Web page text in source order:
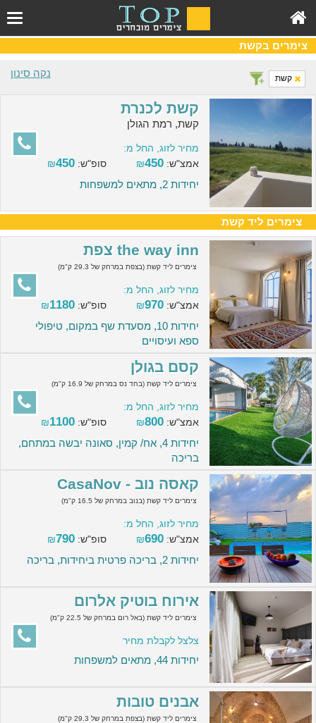
צימרים בקשת
נקה סינון קשת
קשת לכנרת
קשת, רמת הגולן
מחיר לזוג, החל מ:
אמצ"ש:
₪450 סופ"ש: ₪450
יחידות 2, מתאים למשפחות
צימרים ליד קשת
the way inn צפת
צימרים ליד קשת (בצפת במרחק של 29.3 ק"מ)
מחיר לזוג, החל מ:
אמצ"ש:
₪970 סופ"ש: ₪1180
יחידות 10, מסעדת שף במקום, טיפולי
ספא ועיסויים
קסם בגולן
צימרים ליד קשת (בחד נס במרחק של 16.9 ק"מ)
מחיר לזוג, החל מ:
אמצ"ש:
₪800 סופ"ש: ₪1100
יחידות 4, אח/ קמין, סאונה יבשה במתחם,
בריכה
קאסה נוב - CasaNov
צימרים ליד קשת (בנוב במרחק של 16.5 ק"מ)
מחיר לזוג, החל מ:
אמצ"ש:
₪690 סופ"ש: ₪790
יחידות 2, בריכה פרטית ביחידות, בריכה
אירוח בוטיק אלרום
צימרים ליד קשת (באל רום במרחק של 22.5 ק"מ)
צלצל לקבלת מחיר
יחידות 44, מתאים למשפחות
אבנים טובות
צימרים ליד קשת (בצפת במרחק של 29.3 ק"מ)